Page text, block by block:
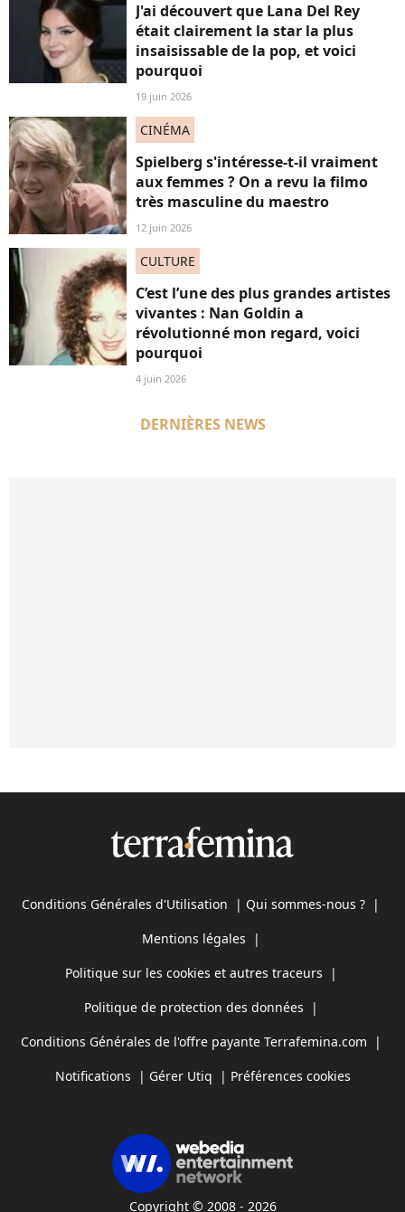
J'ai découvert que Lana Del Rey
était clairement la star la plus
insaisissable de la pop, et voici
pourquoi
19 juin 2026
CINÉMA
Spielberg s'intéresse-t-il vraiment
aux femmes ? On a revu la filmo
très masculine du maestro
12 juin 2026
CULTURE
C’est l’une des plus grandes artistes
vivantes : Nan Goldin a
révolutionné mon regard, voici
pourquoi
4 juin 2026
DERNIÈRES NEWS
Conditions Générales d'Utilisation | Qui sommes-nous ? |
Mentions légales |
Politique sur les cookies et autres traceurs |
Politique de protection des données |
Conditions Générales de l'offre payante Terrafemina.com |
Notifications | Gérer Utiq | Préférences cookies
Copyright © 2008 - 2026